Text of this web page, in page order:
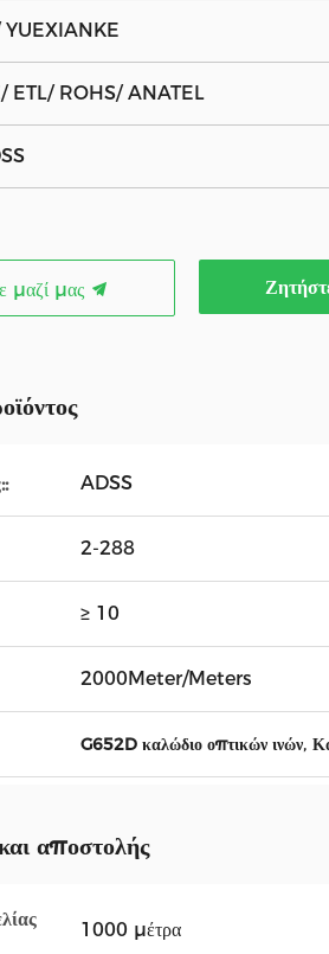
ETL/ ROHS/ ANATEL
μαζί μας
ADSS
2-288
≥ 10
2000Meter/Meters
G652D καλώδιο οπτικών ινών,
αποστολής
1000 μέτρα